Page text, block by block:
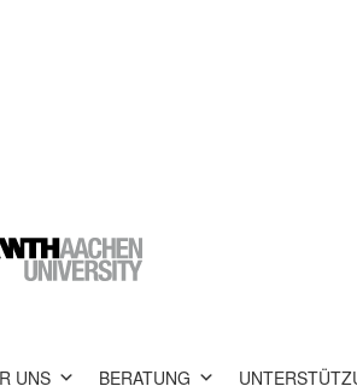
UNS BERATUNG